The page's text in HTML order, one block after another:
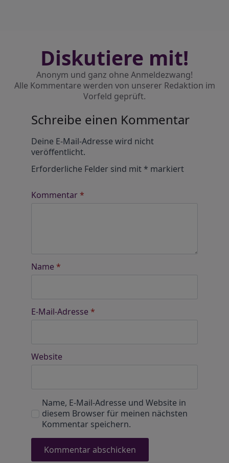
Diskutiere mit!
Anonym und ganz ohne Anmeldezwang!
Alle Kommentare werden von unserer Redaktion im
Vorfeld geprüft.
Schreibe einen Kommentar
Deine E-Mail-Adresse wird nicht
veröffentlicht.
Erforderliche Felder sind mit* markiert
Kommentar*
Name *
E-Mail-Adresse *
Website
Name, E-Mail-Adresse und Website in
diesem Browser für meinen nächsten
Kommentar speichern.